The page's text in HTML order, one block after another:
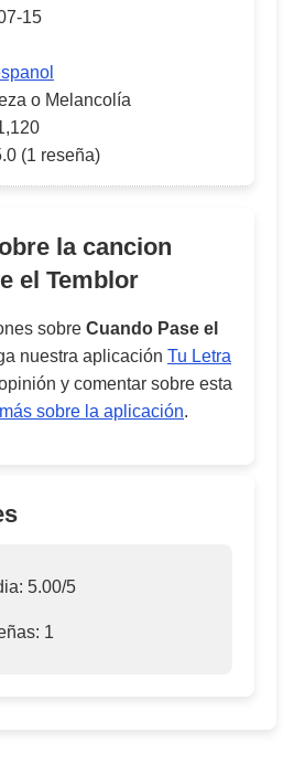
15
o Melancolía
(1 reseña)
la cancion
el Temblor
sobre Cuando Pase el
nuestra aplicación Tu Letra
y comentar sobre esta
sobre la aplicación.
5.00/5
1